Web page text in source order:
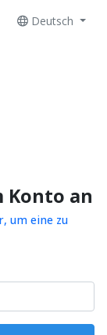
Deutsch
Konto an
um eine zu